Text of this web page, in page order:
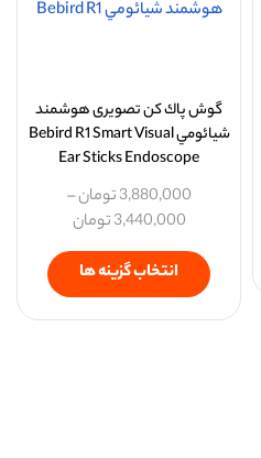
گوش پاك كن تصویری هوشمند
شيائومي Bebird R1 Smart Visual
Ear Sticks Endoscope
3,880,000تومان–
3,440,000تومان
انتخاب گزینه ها